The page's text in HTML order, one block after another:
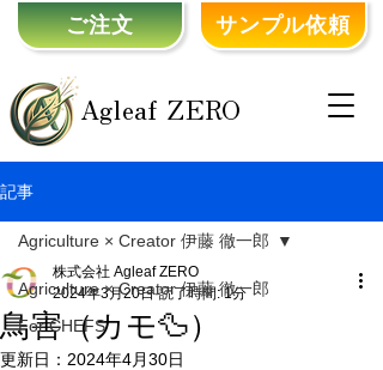
Agleaf ZERO
ご注文 サンプル依頼
記事
Agriculture × Creator 伊藤 徹一郎
For CHEFS
Agriculture × Creator 伊藤 徹一郎
鳥害（カモ🦆）
株式会社 Agleaf ZERO
2024年3月20日 読了時間: 1分
更新日： 2024年4月30日